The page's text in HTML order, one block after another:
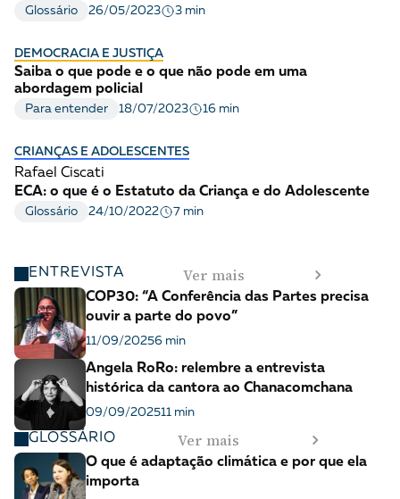
Glossário 26/05/2023 3 min
DEMOCRACIA E JUSTIÇA
Saiba o que pode e o que não pode em uma
abordagem policial
Para entender 18/07/2023 16 min
CRIANÇAS E ADOLESCENTES
Rafael Ciscati
ECA: o que é o Estatuto da Criança e do Adolescente
Glossário 24/10/2022 7 min
ENTREVISTA Ver mais
COP30: “A Conferência das Partes precisa
ouvir a parte do povo”
11/09/20256 min
Angela RoRo: relembre a entrevista
histórica da cantora ao Chanacomchana
09/09/202511 min
GLOSSÁRIO Ver mais
O que é adaptação climática e por que ela
importa